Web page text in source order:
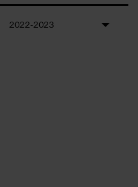
2022-2023